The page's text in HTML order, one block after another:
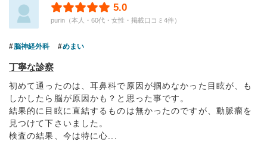
5.0
purin（本人・60代・女性・掲載口コミ4件）
脳神経外科 めまい
丁寧な診察
初めて通ったのは、耳鼻科で原因が掴めなかった目眩が、も
しかしたら脳が原因かも？と思った事です。
結果的に目眩に直結するものは無かったのですが、動脈瘤を
見つけて下さいました。
検査の結果、今は特に心...